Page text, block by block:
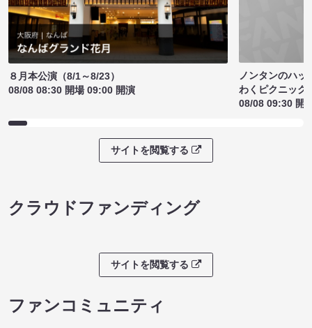
８月本公演（8/1～8/23）
08/08 08:30 開場 09:00 開演
ノンタンのハッ
わくピクニック
08/08 09:30 開
サイトを閲覧する
クラウドファンディング
サイトを閲覧する
ファンコミュニティ